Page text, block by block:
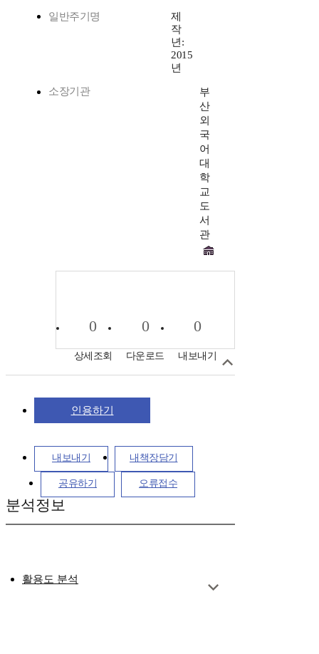
일반주기명
제
작
년:
2015
년
소장기관
부
산
외
국
어
대
학
교
도
서
관
0
상세조회
0
다운로드
0
내보내기
인용하기
내보내기 내책장담기
공유하기 오류접수
분석정보
활용도 분석